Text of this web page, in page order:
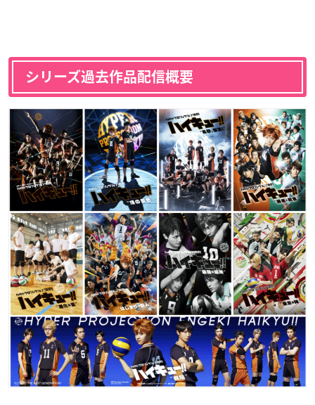
シリーズ過去作品配信概要